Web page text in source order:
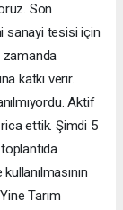
Son
sanayi tesisi için
zamanda
katkı verir.
Aktif
ettik. Şimdi 5
Tarım